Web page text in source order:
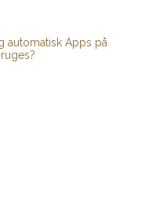
automatisk Apps på